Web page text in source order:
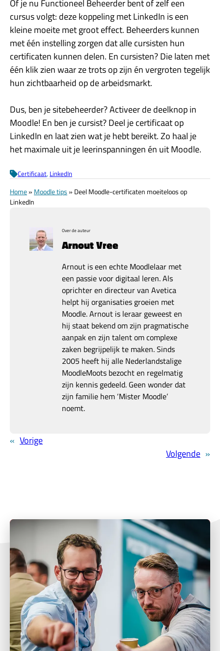
Of je nu Functioneel Beheerder bent of zelf een
cursus volgt: deze koppeling met LinkedIn is een
kleine moeite met groot effect. Beheerders kunnen
met één instelling zorgen dat alle cursisten hun
certificaten kunnen delen. En cursisten? Die laten met
één klik zien waar ze trots op zijn én vergroten tegelijk
hun zichtbaarheid op de arbeidsmarkt.
Dus, ben je sitebeheerder? Activeer de deelknop in
Moodle! En ben je cursist? Deel je certificaat op
LinkedIn en laat zien wat je hebt bereikt. Zo haal je
het maximale uit je leerinspanningen én uit Moodle.
Certificaat, LinkedIn
Home» Moodle tips » Deel Moodle-certificaten moeiteloos op
LinkedIn
Over de auteur
Arnout Vree
Arnout is een echte Moodlelaar met
een passie voor digitaal leren. Als
oprichter en directeur van Avetica
helpt hij organisaties groeien met
Moodle. Arnout is leraar geweest en
hij staat bekend om zijn pragmatische
aanpak en zijn talent om complexe
zaken begrijpelijk te maken. Sinds
2005 heeft hij alle Nederlandstalige
MoodleMoots bezocht en regelmatig
zijn kennis gedeeld. Geen wonder dat
zijn familie hem ‘Mister Moodle’
noemt.
« Vorige
Volgende »